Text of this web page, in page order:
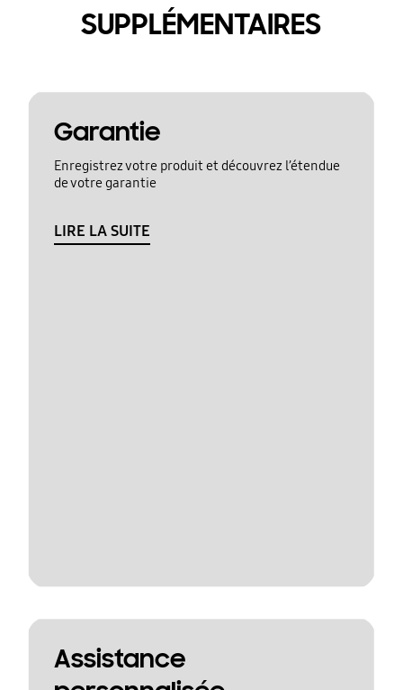
SUPPLÉMENTAIRES
Garantie
Enregistrez votre produit et découvrez l’étendue
de votre garantie
LIRE LA SUITE
Assistance